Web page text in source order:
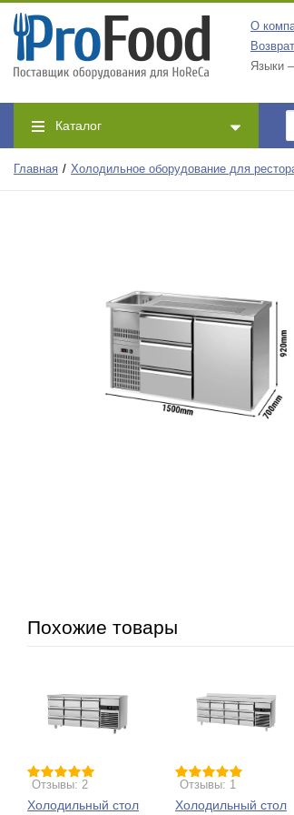
О
Языки
Каталог
Главная Холодильное оборудование для
Похожие товары
Отзывы: 2
Холодильный стол
Отзывы: 1
Холодильный стол